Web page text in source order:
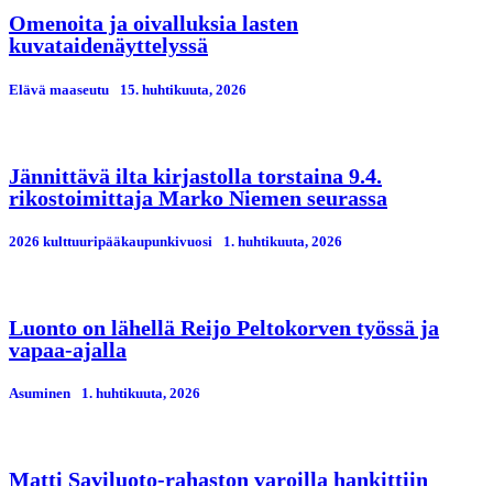
Omenoita ja oivalluksia lasten
kuvataidenäyttelyssä
Elävä maaseutu 15. huhtikuuta, 2026
Jännittävä ilta kirjastolla torstaina 9.4.
rikostoimittaja Marko Niemen seurassa
2026 kulttuuripääkaupunkivuosi 1. huhtikuuta, 2026
Luonto on lähellä Reijo Peltokorven työssä ja
vapaa-ajalla
Asuminen 1. huhtikuuta, 2026
Matti Saviluoto-rahaston varoilla hankittiin